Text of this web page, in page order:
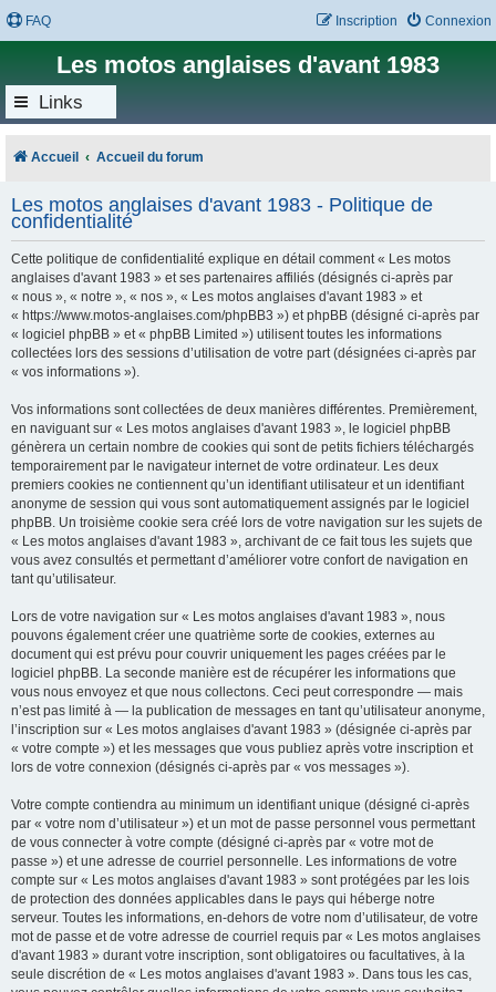
FAQ Connexion
Inscription
Les motos anglaises d'avant 1983
Links
Accueil Accueil du forum
Les motos anglaises d'avant 1983 - Politique de
confidentialité
Cette politique de confidentialité explique en détail comment « Les motos
anglaises d'avant 1983 » et ses partenaires affiliés (désignés ci-après par
« nous », « notre », « nos », « Les motos anglaises d'avant 1983 » et
« https://www.motos-anglaises.com/phpBB3 ») et phpBB (désigné ci-après par
« logiciel phpBB » et « phpBB Limited ») utilisent toutes les informations
collectées lors des sessions d’utilisation de votre part (désignées ci-après par
« vos informations »).
Vos informations sont collectées de deux manières différentes. Premièrement,
en naviguant sur « Les motos anglaises d'avant 1983 », le logiciel phpBB
génèrera un certain nombre de cookies qui sont de petits fichiers téléchargés
temporairement par le navigateur internet de votre ordinateur. Les deux
premiers cookies ne contiennent qu’un identifiant utilisateur et un identifiant
anonyme de session qui vous sont automatiquement assignés par le logiciel
phpBB. Un troisième cookie sera créé lors de votre navigation sur les sujets de
« Les motos anglaises d'avant 1983 », archivant de ce fait tous les sujets que
vous avez consultés et permettant d’améliorer votre confort de navigation en
tant qu’utilisateur.
Lors de votre navigation sur « Les motos anglaises d'avant 1983 », nous
pouvons également créer une quatrième sorte de cookies, externes au
document qui est prévu pour couvrir uniquement les pages créées par le
logiciel phpBB. La seconde manière est de récupérer les informations que
vous nous envoyez et que nous collectons. Ceci peut correspondre — mais
n’est pas limité à — la publication de messages en tant qu’utilisateur anonyme,
l’inscription sur « Les motos anglaises d'avant 1983 » (désignée ci-après par
« votre compte ») et les messages que vous publiez après votre inscription et
lors de votre connexion (désignés ci-après par « vos messages »).
Votre compte contiendra au minimum un identifiant unique (désigné ci-après
par « votre nom d’utilisateur ») et un mot de passe personnel vous permettant
de vous connecter à votre compte (désigné ci-après par « votre mot de
passe ») et une adresse de courriel personnelle. Les informations de votre
compte sur « Les motos anglaises d'avant 1983 » sont protégées par les lois
de protection des données applicables dans le pays qui héberge notre
serveur. Toutes les informations, en-dehors de votre nom d’utilisateur, de votre
mot de passe et de votre adresse de courriel requis par « Les motos anglaises
d'avant 1983 » durant votre inscription, sont obligatoires ou facultatives, à la
seule discrétion de « Les motos anglaises d'avant 1983 ». Dans tous les cas,